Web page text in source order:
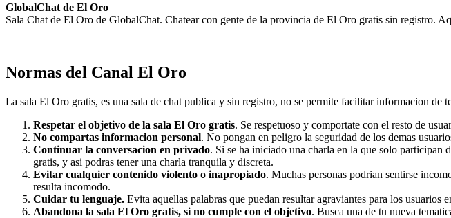
GlobalChat de El Oro
Sala Chat de El Oro de GlobalChat. Chatear con gente de la provincia de El Oro gratis sin registro.
Normas del Canal El Oro
La sala El Oro gratis, es una sala de chat publica y sin registro, no se permite facilitar informacion de
Respetar el objetivo de la sala El Oro gratis. Se respetuoso y comportate con el resto de
No compartas informacion personal. No pongan en peligro la seguridad de los demas
Continuar la conversacion en privado. Si se ha iniciado una charla en la que solo participan
gratis, y asi podras tener una charla tranquila y discreta.
Evitar cualquier contenido violento o inapropiado. Muchas personas podrian sentirse
resulta incomodo.
Cuidar tu lenguaje. Evita aquellas palabras que puedan resultar agraviantes para los
Abandona la sala El Oro gratis, si no cumple con el objetivo. Busca una de tu nueva